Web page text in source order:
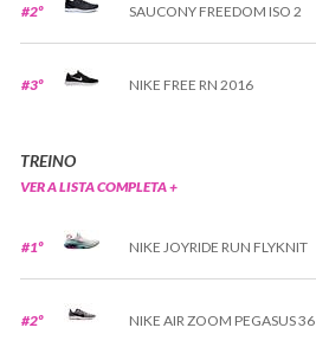
#2º SAUCONY FREEDOM ISO 2
#3º NIKE FREE RN 2016
TREINO
VER A LISTA COMPLETA +
#1º NIKE JOYRIDE RUN FLYKNIT
#2º NIKE AIR ZOOM PEGASUS 36